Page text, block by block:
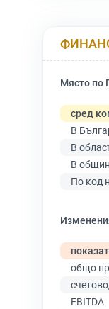
Място по
сред
В
В
В
По код
общо
EBITDA